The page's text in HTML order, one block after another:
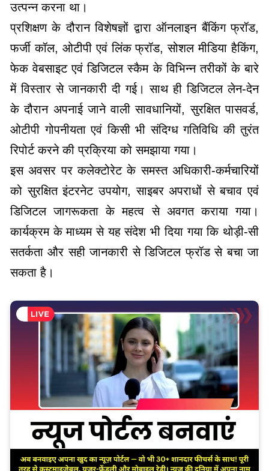
उत्पन्न करना था।
प्रशिक्षण के दौरान विशेषज्ञों द्वारा ऑनलाइन बैंकिंग फ्रॉड,
फर्जी कॉल, ओटीपी एवं लिंक फ्रॉड, सोशल मीडिया हैकिंग,
फेक वेबसाइट एवं डिजिटल स्कैम के विभिन्न तरीकों के बारे
में विस्तार से जानकारी दी गई। साथ ही डिजिटल लेन-देन
के दौरान अपनाई जाने वाली सावधानियों, सुरक्षित पासवर्ड,
ओटीपी गोपनीयता एवं किसी भी संदिग्ध गतिविधि की तुरंत
रिपोर्ट करने की प्रक्रिया को समझाया गया।
इस अवसर पर कलेक्टोरेट के समस्त अधिकारी-कर्मचारियों
को सुरक्षित इंटरनेट उपयोग, साइबर अपराधों से बचाव एवं
डिजिटल जागरूकता के महत्व से अवगत कराया गया।
कार्यक्रम के माध्यम से यह संदेश भी दिया गया कि थोड़ी-सी
सतर्कता और सही जानकारी से डिजिटल फ्रॉड से बचा जा
सकता है।